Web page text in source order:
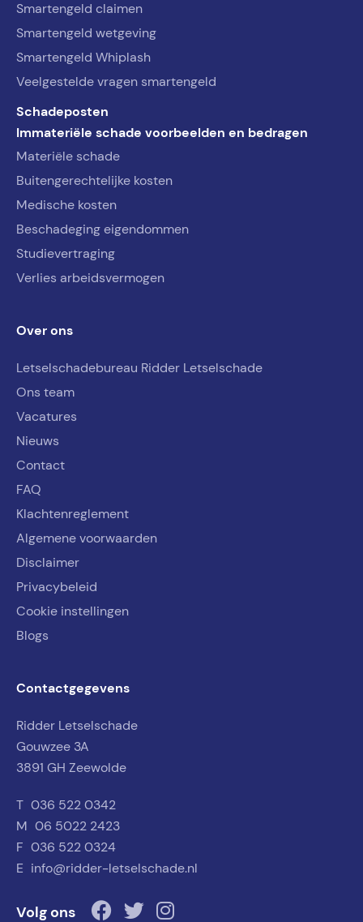
Smartengeld claimen
Smartengeld wetgeving
Smartengeld Whiplash
Veelgestelde vragen smartengeld
Schadeposten
Immateriële schade voorbeelden en bedragen
Materiële schade
Buitengerechtelijke kosten
Medische kosten
Beschadeging eigendommen
Studievertraging
Verlies arbeidsvermogen
Over ons
Letselschadebureau Ridder Letselschade
Ons team
Vacatures
Nieuws
Contact
FAQ
Klachtenreglement
Algemene voorwaarden
Disclaimer
Privacybeleid
Cookie instellingen
Blogs
Contactgegevens
Ridder Letselschade
Gouwzee 3A
3891 GH Zeewolde
T 036 522 0342
M 06 5022 2423
F 036 522 0324
E info@ridder-letselschade.nl
Volg ons